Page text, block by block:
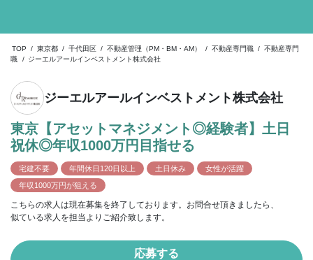
TOP / 東京都 / 千代田区 / 不動産管理（PM・BM・AM） / 不動産専門職 / 不動産専門
職
/ ジーエルアールインベストメント株式会社
ジーエルアールインベストメント株式会社
東京【アセットマネジメント◎経験者】土日
祝休◎年収1000万円目指せる
宅建不要 年間休日120日以上 土日休み
女性が活躍
年収1000万円が狙える
こちらの求人は現在募集を終了しております。お問合せ頂きましたら、
似ている求人を担当よりご紹介致します。
応募する